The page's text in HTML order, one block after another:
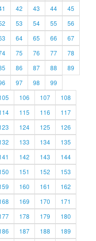
42 43 44
45
53 54 55
56
64 65 66
67
75 76 77
78
86 87 88
89
97 98
99
106 107
108
115 116
117
124 125
126
133 134
135
142 143
144
151 152
153
160 161
162
169 170
171
178 179
180
187 188
189